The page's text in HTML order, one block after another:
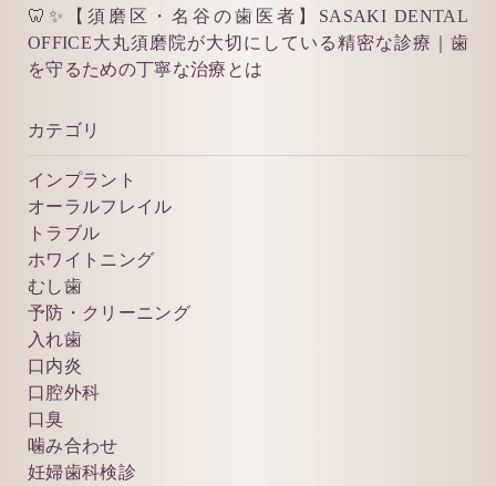
🦷✨【須磨区・名谷の歯医者】SASAKI DENTAL
OFFICE大丸須磨院が大切にしている精密な診療｜歯
を守るための丁寧な治療とは
カテゴリ
インプラント
オーラルフレイル
トラブル
ホワイトニング
むし歯
予防・クリーニング
入れ歯
口内炎
口腔外科
口臭
噛み合わせ
妊婦歯科検診